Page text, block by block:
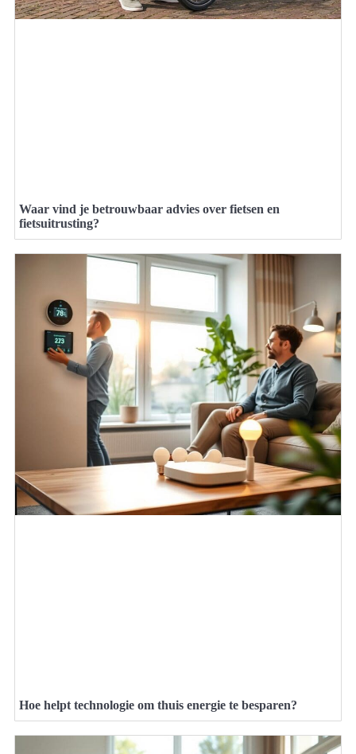
Waar vind je betrouwbaar advies over fietsen en
fietsuitrusting?
Hoe helpt technologie om thuis energie te besparen?